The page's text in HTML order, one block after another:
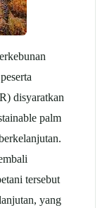
disyaratkan
palm
tersebut
yang